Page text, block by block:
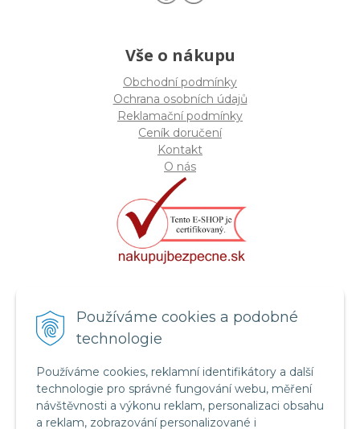
Používáme cookies a podobné
technologie
Používáme cookies, reklamní identifikátory a další
technologie pro správné fungování webu, měření
návštěvnosti a výkonu reklam, personalizaci obsahu
a reklam, zobrazování personalizované i
Vše o nákupu
Obchodní podmínky
Ochrana osobních údajů
Reklamační podmínky
Ceník doručení
Kontakt
O nás
Certifikát systému bezpečnosti
potravin FSSC 22000